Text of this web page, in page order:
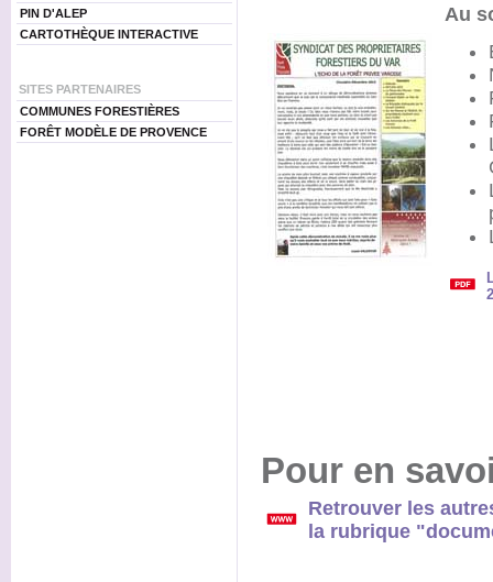
PIN D'ALEP
CARTOTHÈQUE INTERACTIVE
SITES PARTENAIRES
COMMUNES FORESTIÈRES
FORÊT MODÈLE DE PROVENCE
Au
Pour en
Retrouver les
la rubrique